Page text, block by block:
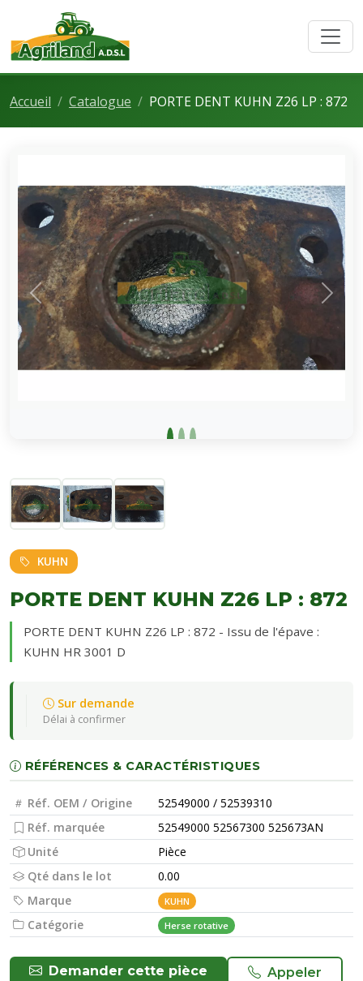
Accueil Catalogue PORTE DENT KUHN Z26 LP : 872
KUHN
PORTE DENT KUHN Z26 LP : 872
PORTE DENT KUHN Z26 LP : 872 - Issu de l'épave :
KUHN HR 3001 D
Sur demande
Délai à confirmer
RÉFÉRENCES & CARACTÉRISTIQUES
Réf. OEM / Origine
52549000 / 52539310
Réf. marquée
52549000 52567300 525673AN
Unité
Pièce
Qté dans le lot
0.00
Marque
KUHN
Catégorie Herse rotative
Demander cette pièce Appeler